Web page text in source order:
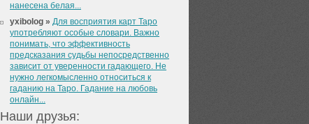
нанесена белая...
yxibolog » Для восприятия карт Таро
употребляют особые словари. Важно
понимать, что эффективность
предсказания судьбы непосредственно
зависит от уверенности гадающего. Не
нужно легкомысленно относиться к
гаданию на Таро. Гадание на любовь
онлайн...
Наши друзья: